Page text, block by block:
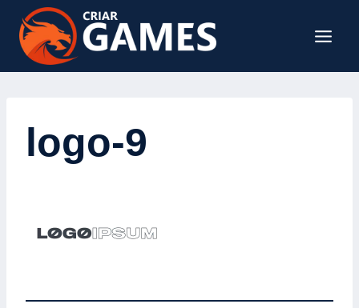
logo-9